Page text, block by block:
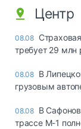
Центр
08.08
требует 29 млн
08.08 В
грузовым
08.08 В
трассе М-1